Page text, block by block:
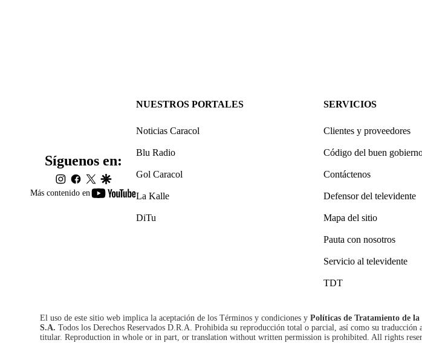
Más contenido en
youtube-
Síguenos en:
instagram
facebook
twittergoogle
NUESTROS PORTALES
Noticias Caracol
Blu Radio
Gol Caracol
La Kalle
DiTu
SERVICIOS
Clientes y proveedores
Código del buen
Contáctenos
Defensor del televidente
Mapa del sitio
Pauta con nosotros
Servicio al televidente
TDT
El uso de este sitio web implica la aceptación de los Términos y condiciones y Políticas de Tratamiento de
S.A. Todos los Derechos Reservados D.R.A. Prohibida su reproducción total o parcial, así como su
titular. Reproduction in whole or in part, or translation without written permission is prohibited. All rights